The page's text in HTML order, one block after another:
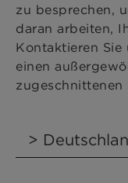
zu besprechen,
daran arbeiten,
Kontaktieren Sie
einen
zugeschnittenen